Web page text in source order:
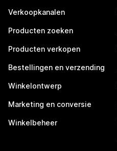
Verkoopkanalen
Producten zoeken
Producten verkopen
Bestellingen en verzending
Winkelontwerp
Marketing en conversie
Winkelbeheer